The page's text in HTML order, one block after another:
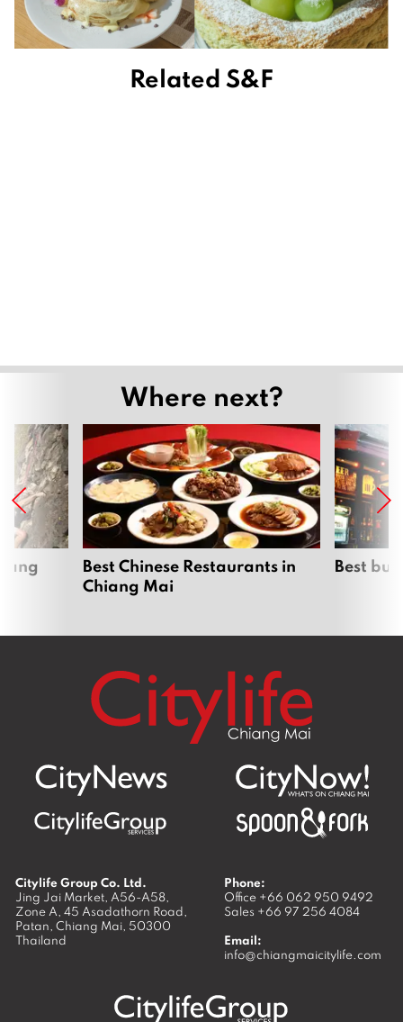
Related S&F
Where next?
Best Chinese Restaurants in
Chiang Mai
Best
Citylife Group Co. Ltd.
Jing Jai Market, A56-A58,
Zone A, 45 Asadathorn Road,
Patan, Chiang Mai, 50300
Thailand
Phone:
Office +66 062 950 9492
Sales +66 97 256 4084
Email:
info@chiangmaicitylife.com